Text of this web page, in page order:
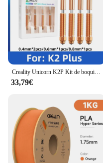
Creality Unicorn K2P Kit de boquillas de intercambio rápido para impresora 3D K2 Plus, Creality Hi, con boquillas de acero endurecido de 0,4,0,6,0,8 mm.
33,79€